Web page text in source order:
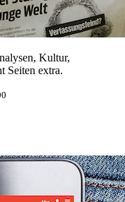
Kultur,
Seiten extra.